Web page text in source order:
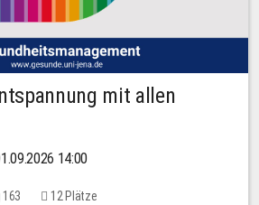
mit allen
14:00
12 Plätze